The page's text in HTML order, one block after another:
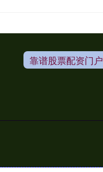
靠谱股票配资门户